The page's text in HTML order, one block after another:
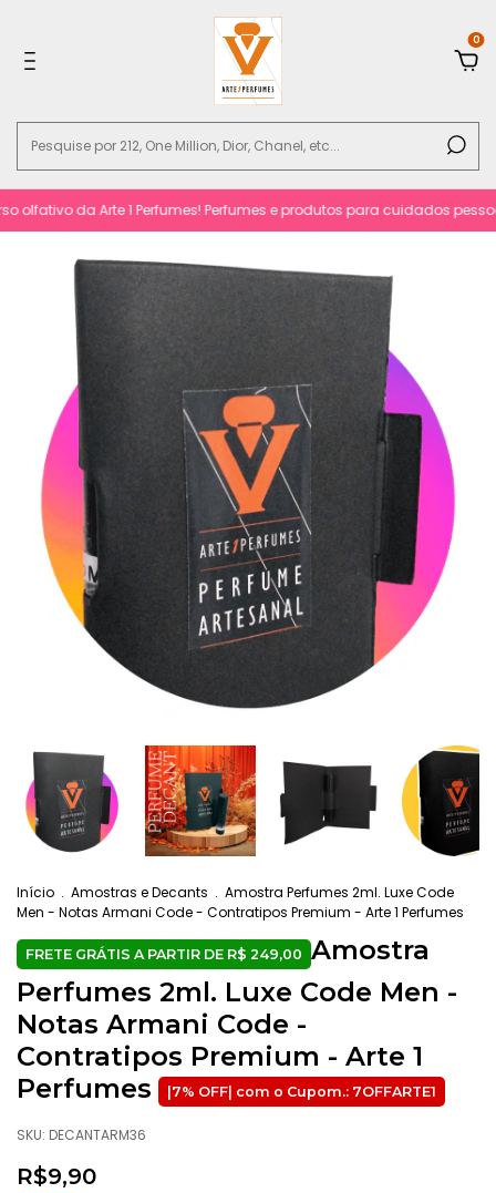
0
da Arte 1 Perfumes! Perfumes e produtos para cuidados
Início . Amostras e Decants . Amostra Perfumes 2ml. Luxe Code
Men - Notas Armani Code - Contratipos Premium - Arte 1 Perfumes
Amostra
Perfumes 2ml. Luxe Code Men -
Notas Armani Code -
Contratipos Premium - Arte 1
Perfumes
SKU: DECANTARM36
R$9,90